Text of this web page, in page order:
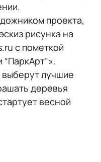
проекта,
рисунка на
с пометкой
“ПаркАрт”».
лучшие
деревья
весной